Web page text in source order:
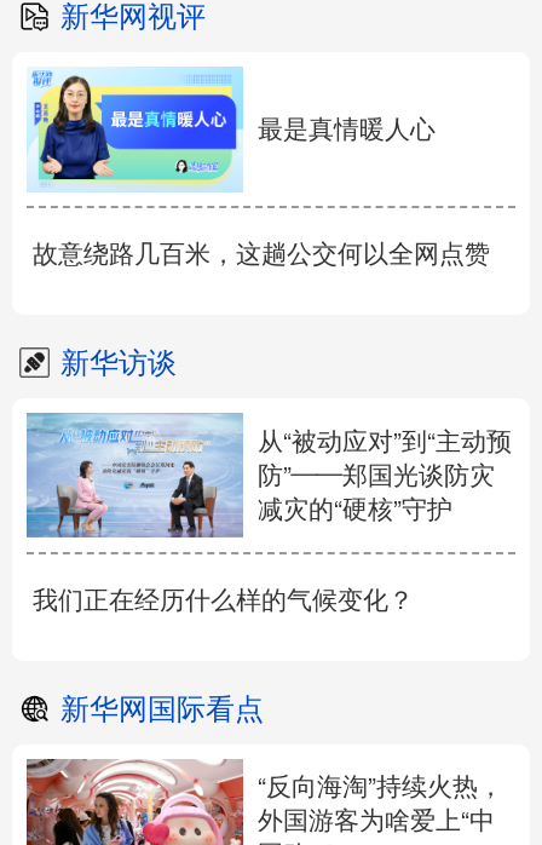
新华网视评
最是真情暖人心
故意绕路几百米，这趟公交何以全网点赞
新华访谈
从“被动应对”到“主动预
防”——郑国光谈防灾
减灾的“硬核”守护
我们正在经历什么样的气候变化？
新华网国际看点
“反向海淘”持续火热，
外国游客为啥爱上“中